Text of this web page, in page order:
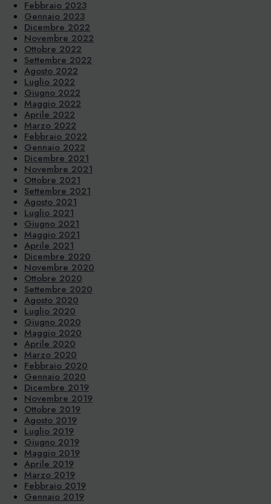
Febbraio 2023
Gennaio 2023
Dicembre 2022
Novembre 2022
Ottobre 2022
Settembre 2022
Agosto 2022
Luglio 2022
Giugno 2022
Maggio 2022
Aprile 2022
Marzo 2022
Febbraio 2022
Gennaio 2022
Dicembre 2021
Novembre 2021
Ottobre 2021
Settembre 2021
Agosto 2021
Luglio 2021
Giugno 2021
Maggio 2021
Aprile 2021
Dicembre 2020
Novembre 2020
Ottobre 2020
Settembre 2020
Agosto 2020
Luglio 2020
Giugno 2020
Maggio 2020
Aprile 2020
Marzo 2020
Febbraio 2020
Gennaio 2020
Dicembre 2019
Novembre 2019
Ottobre 2019
Agosto 2019
Luglio 2019
Giugno 2019
Maggio 2019
Aprile 2019
Marzo 2019
Febbraio 2019
Gennaio 2019